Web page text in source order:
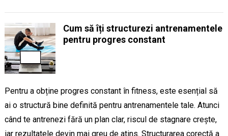
Cum să îți structurezi antrenamentele
pentru progres constant
Pentru a obține progres constant în fitness, este esențial să
ai o structură bine definită pentru antrenamentele tale. Atunci
când te antrenezi fără un plan clar, riscul de stagnare crește,
iar rezultatele devin mai greu de atins. Structurarea corectă a